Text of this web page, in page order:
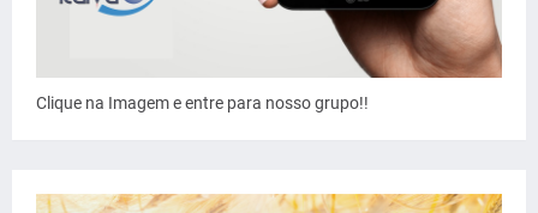
Clique na Imagem e entre para nosso grupo!!